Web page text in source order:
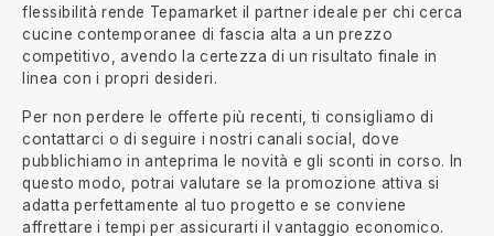
flessibilità rende Tepamarket il partner ideale per chi cerca
cucine contemporanee di fascia alta a un prezzo
competitivo, avendo la certezza di un risultato finale in
linea con i propri desideri.
Per non perdere le offerte più recenti, ti consigliamo di
contattarci o di seguire i nostri canali social, dove
pubblichiamo in anteprima le novità e gli sconti in corso. In
questo modo, potrai valutare se la promozione attiva si
adatta perfettamente al tuo progetto e se conviene
affrettare i tempi per assicurarti il vantaggio economico.